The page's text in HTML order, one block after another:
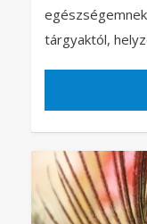
tárgyaktól,